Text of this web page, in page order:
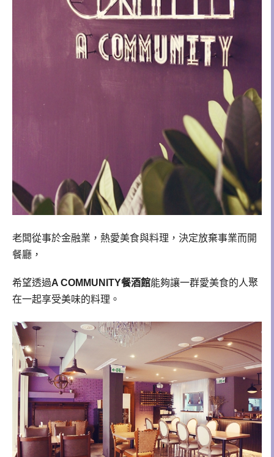
老闆從事於金融業，熱愛美食與料理，決定放棄事業而開
餐廳，
希望透過A COMMUNITY餐酒館能夠讓一群愛美食的人聚
在一起享受美味的料理。